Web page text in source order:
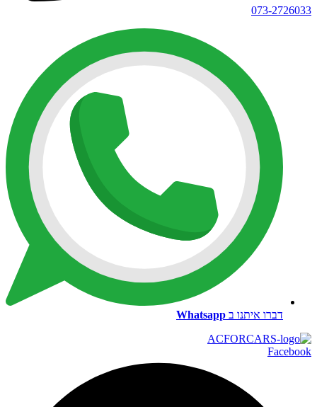
073-2726033
דברו איתנו ב Whatsapp
Facebook